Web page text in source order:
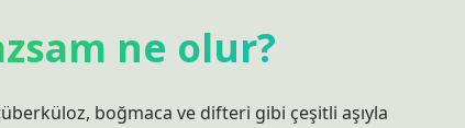
ne olur?
boğmaca ve difteri gibi çeşitli aşıyla